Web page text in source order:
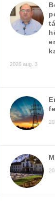
2026 aug. 3